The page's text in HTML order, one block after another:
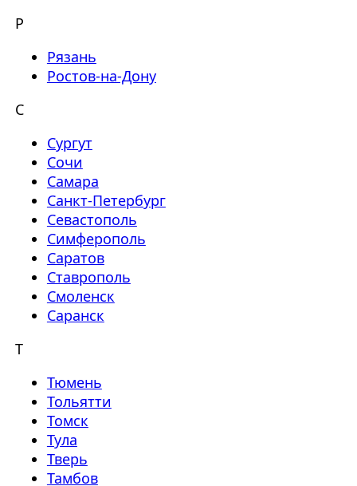
Р
Рязань
Ростов-на-Дону
С
Сургут
Сочи
Самара
Санкт-Петербург
Севастополь
Симферополь
Саратов
Ставрополь
Смоленск
Саранск
Т
Тюмень
Тольятти
Томск
Тула
Тверь
Тамбов